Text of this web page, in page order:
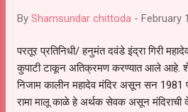
होती.सार्वजनिक शिवजयंती
By Shamsundar chittoda - February
परतूर प्रतिनिधी/ हनुमंत दवंडे इंद्रा गिरी
कुपाटी टाकून अतिक्रमण करण्यात आले आहे.
निजाम कालीन महादेव मंदिर असून सन 1981
रामा मालू काळे हे अर्थक सेवक असून मंदिराची